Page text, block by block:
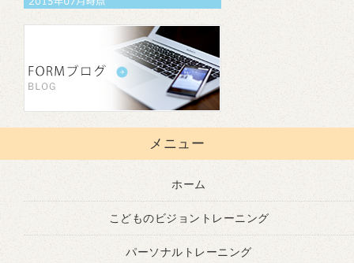
メニュー
ホーム
こどものビジョントレーニング
パーソナルトレーニング